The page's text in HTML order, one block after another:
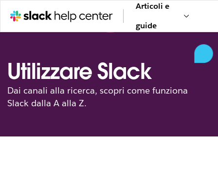
Articoli e
guide
Utilizzare Slack
Dai canali alla ricerca, scopri come funziona
Slack dalla A alla Z.